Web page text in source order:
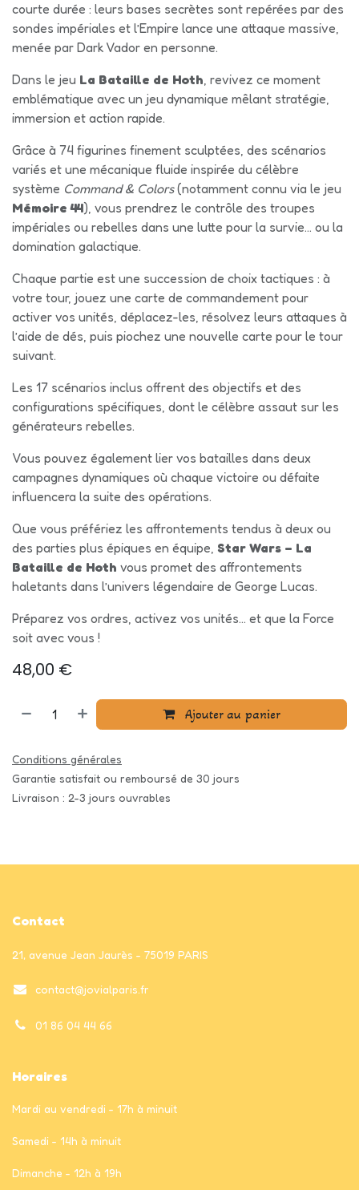
courte durée : leurs bases secrètes sont repérées par des
sondes impériales et l’Empire lance une attaque massive,
menée par Dark Vador en personne.
Dans le jeu La Bataille de Hoth, revivez ce moment
emblématique avec un jeu dynamique mêlant stratégie,
immersion et action rapide.
Grâce à 74 figurines finement sculptées, des scénarios
variés et une mécanique fluide inspirée du célèbre
système Command & Colors(notamment connu via le jeu
Mémoire 44), vous prendrez le contrôle des troupes
impériales ou rebelles dans une lutte pour la survie… ou la
domination galactique.
Chaque partie est une succession de choix tactiques : à
votre tour, jouez une carte de commandement pour
activer vos unités, déplacez-les, résolvez leurs attaques à
l’aide de dés, puis piochez une nouvelle carte pour le tour
suivant.
Les 17 scénarios inclus offrent des objectifs et des
configurations spécifiques, dont le célèbre assaut sur les
générateurs rebelles.
Vous pouvez également lier vos batailles dans deux
campagnes dynamiques où chaque victoire ou défaite
influencera la suite des opérations.
Que vous préfériez les affrontements tendus à deux ou
des parties plus épiques en équipe, Star Wars – La
Bataille de Hoth vous promet des affrontements
haletants dans l’univers légendaire de George Lucas.
Préparez vos ordres, activez vos unités… et que la Force
soit avec vous !
48,00 €
Ajouter au panier
Conditions générales
Garantie satisfait ou remboursé de 30 jours
Livraison : 2-3 jours ouvrables
Contact
21, avenue Jean Jaurès - 75019 PARIS
contact@jovialparis.fr
01 86 04 44 66
Horaires
Mardi au vendredi - 17h à minuit
Samedi - 14h à minuit
Dimanche - 12h à 19h